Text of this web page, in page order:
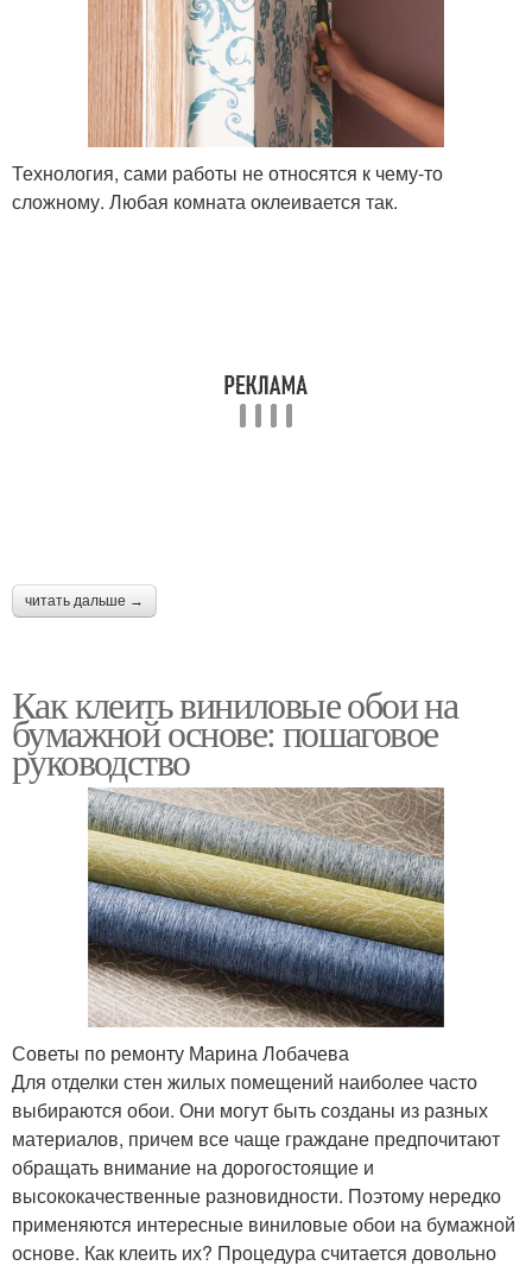
Технология, сами работы не относятся к чему-то
сложному. Любая комната оклеивается так.
читать дальше →
Как клеить виниловые обои на
бумажной основе: пошаговое
руководство
Советы по ремонту Марина Лобачева
Для отделки стен жилых помещений наиболее часто
выбираются обои. Они могут быть созданы из разных
материалов, причем все чаще граждане предпочитают
обращать внимание на дорогостоящие и
высококачественные разновидности. Поэтому нередко
применяются интересные виниловые обои на бумажной
основе. Как клеить их? Процедура считается довольно